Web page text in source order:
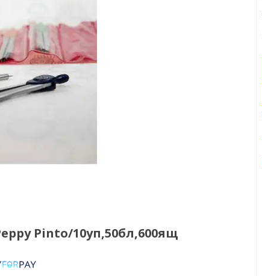
Pinto/10уп,50бл,600ящ